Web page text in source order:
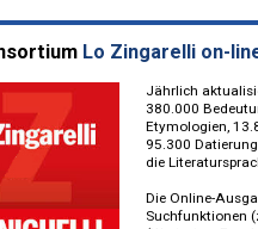
Laufzeit:
Kontakt: